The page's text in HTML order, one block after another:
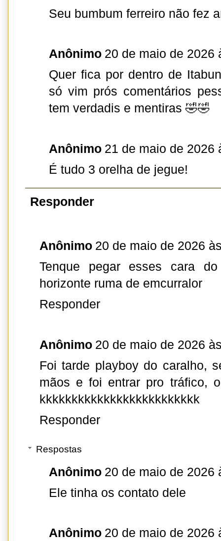
Seu bumbum ferreiro não fez
Anônimo 20 de maio de 2026
Quer fica por dentro de
só vim prós comentários
tem verdadis e mentiras 🤣🤣
Anônimo 21 de maio de 2026
É tudo 3 orelha de jegue!
Responder
Anônimo 20 de maio de 2026
Tenque pegar esses cara
horizonte ruma de emcurralor
Responder
Anônimo 20 de maio de 2026
Foi tarde playboy do caralho,
mãos e foi entrar pro tráfico,
kkkkkkkkkkkkkkkkkkkkkkkkk
Responder
Respostas
Anônimo 20 de maio de 2026
Ele tinha os contato dele
Anônimo 20 de maio de 2026